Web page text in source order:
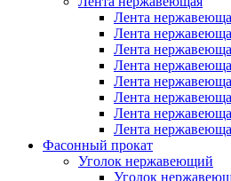
Лента
Лента
Лента
Лента
Лента
Лента
Лента
Лента
Фасонный прокат
Уголок нержавеющий
Уголок